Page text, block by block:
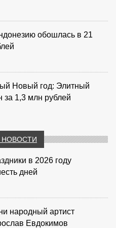
обошлась в 21
Новый год: Элитный
за 1,3 млн рублей
в 2026 году
дней
народный артист
Евдокимов